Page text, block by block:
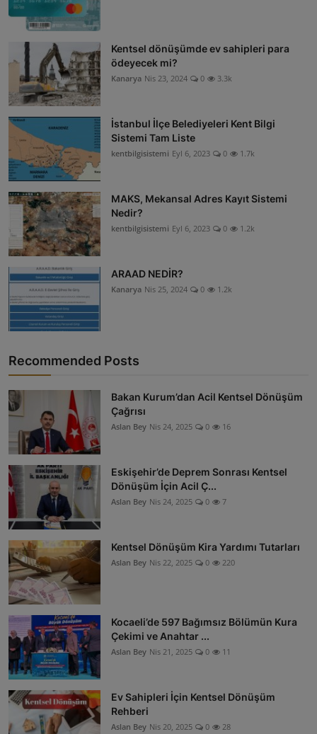
Kentsel dönüşümde ev sahipleri para
ödeyecek mi?
Kanarya Nis 23, 2024 0 3.3k
İstanbul İlçe Belediyeleri Kent Bilgi
Sistemi Tam Liste
kentbilgisistemi Eyl 6, 2023 0 1.7k
MAKS, Mekansal Adres Kayıt Sistemi
Nedir?
kentbilgisistemi Eyl 6, 2023 0 1.2k
ARAAD NEDİR?
Kanarya Nis 25, 2024 0 1.2k
Recommended Posts
Bakan Kurum’dan Acil Kentsel Dönüşüm
Çağrısı
Aslan Bey Nis 24, 2025 0 16
Eskişehir’de Deprem Sonrası Kentsel
Dönüşüm İçin Acil Ç...
Aslan Bey Nis 24, 2025 0 7
Kentsel Dönüşüm Kira Yardımı Tutarları
Aslan Bey Nis 22, 2025 0 220
Kocaeli’de 597 Bağımsız Bölümün Kura
Çekimi ve Anahtar ...
Aslan Bey Nis 21, 2025 0 11
Ev Sahipleri İçin Kentsel Dönüşüm
Rehberi
Aslan Bey Nis 20, 2025 0 28